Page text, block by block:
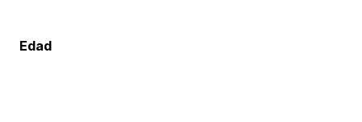
​ Edad